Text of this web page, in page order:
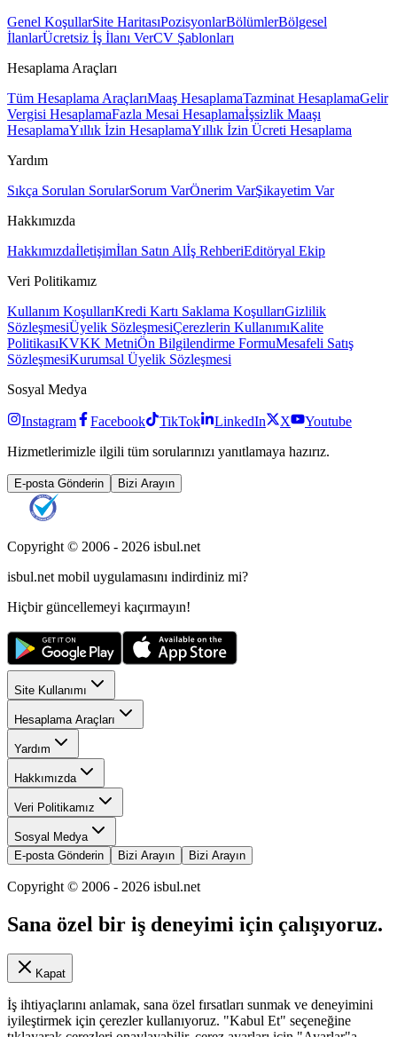
Genel KoşullarSite HaritasıPozisyonlarBölümlerBölgesel
İlanlarÜcretsiz İş İlanı VerCV Şablonları
Hesaplama Araçları
Tüm Hesaplama AraçlarıMaaş HesaplamaTazminat HesaplamaGelir
Vergisi HesaplamaFazla Mesai Hesaplamaİşsizlik Maaşı
HesaplamaYıllık İzin HesaplamaYıllık İzin Ücreti Hesaplama
Yardım
Sıkça Sorulan SorularSorum VarÖnerim VarŞikayetim Var
Hakkımızda
Hakkımızdaİletişimİlan Satın Alİş RehberiEditöryal Ekip
Veri Politikamız
Kullanım KoşullarıKredi Kartı Saklama KoşullarıGizlilik
SözleşmesiÜyelik SözleşmesiÇerezlerin KullanımıKalite
PolitikasıKVKK MetniÖn Bilgilendirme FormuMesafeli Satış
SözleşmesiKurumsal Üyelik Sözleşmesi
Sosyal Medya
Instagram Facebook TikTok LinkedIn X
Youtube
Hizmetlerimizle ilgili tüm sorularınızı yanıtlamaya hazırız.
E-posta Gönderin Bizi Arayın
Copyright © 2006 - 2026 isbul.net
isbul.net mobil uygulamasını indirdiniz mi?
Hiçbir güncellemeyi kaçırmayın!
Site Kullanımı
Hesaplama Araçları
Yardım
Hakkımızda
Veri Politikamız
Sosyal Medya
E-posta Gönderin
Bizi Arayın Bizi Arayın
Copyright © 2006 - 2026 isbul.net
Sana özel bir iş deneyimi için çalışıyoruz.
Kapat
İş ihtiyaçlarını anlamak, sana özel fırsatları sunmak ve deneyimini
iyileştirmek için çerezler kullanıyoruz. "Kabul Et" seçeneğine